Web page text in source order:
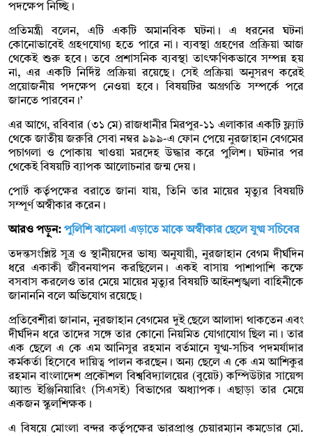
পদক্ষেপ নিচ্ছি।
প্রতিমন্ত্রী বলেন, এটি একটি অমানবিক ঘটনা। এ ধরনের ঘটনা
কোনোভাবেই গ্রহণযোগ্য হতে পারে না। ব্যবস্থা গ্রহণের প্রক্রিয়া আজ
থেকেই শুরু হবে। তবে প্রশাসনিক ব্যবস্থা তাৎক্ষণিকভাবে সম্পন্ন হয়
না, এর একটি নির্দিষ্ট প্রক্রিয়া রয়েছে। সেই প্রক্রিয়া অনুসরণ করেই
প্রয়োজনীয় পদক্ষেপ নেওয়া হবে। বিষয়টির অগ্রগতি সম্পর্কে পরে
জানতে পারবেন।’
এর আগে, রবিবার (৩১ মে) রাজধানীর মিরপুর-১১ এলাকার একটি ফ্ল্যাট
থেকে জাতীয় জরুরি সেবা নম্বর ৯৯৯-এ ফোন পেয়ে নুরজাহান বেগমের
পচাগলা ও পোকায় খাওয়া মরদেহ উদ্ধার করে পুলিশ। ঘটনার পর
থেকেই বিষয়টি ব্যাপক আলোচনার জন্ম দেয়।
পোর্ট কর্তৃপক্ষের বরাতে জানা যায়, তিনি তার মায়ের মৃত্যুর বিষয়টি
সম্পূর্ণ অস্বীকার করেন।
আরও পড়ুন: পুলিশি ঝামেলা এড়াতে মাকে অস্বীকার ছেলে যুগ্ম সচিবের
তদন্তসংশ্লিষ্ট সূত্র ও স্থানীয়দের ভাষ্য অনুযায়ী, নুরজাহান বেগম দীর্ঘদিন
ধরে একাকী জীবনযাপন করছিলেন। একই বাসায় পাশাপাশি কক্ষে
বসবাস করলেও তার মেয়ে মায়ের মৃত্যুর বিষয়টি আইনশৃঙ্খলা বাহিনীকে
জানাননি বলে অভিযোগ রয়েছে।
প্রতিবেশীরা জানান, নুরজাহান বেগমের দুই ছেলে আলাদা থাকতেন এবং
দীর্ঘদিন ধরে তাদের সঙ্গে তার কোনো নিয়মিত যোগাযোগ ছিল না। তার
এক ছেলে এ কে এম আনিসুর রহমান বর্তমানে যুগ্ম-সচিব পদমর্যাদার
কর্মকর্তা হিসেবে দায়িত্ব পালন করছেন। অন্য ছেলে এ কে এম আশিকুর
রহমান বাংলাদেশ প্রকৌশল বিশ্ববিদ্যালয়ের (বুয়েট) কম্পিউটার সায়েন্স
অ্যান্ড ইঞ্জিনিয়ারিং (সিএসই) বিভাগের অধ্যাপক। এছাড়া তার মেয়ে
একজন স্কুলশিক্ষক।
এ বিষয়ে মোংলা বন্দর কর্তৃপক্ষের ভারপ্রাপ্ত চেয়ারম্যান কমডোর মো.